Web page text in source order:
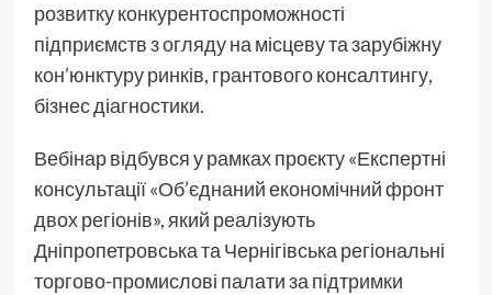
розвитку конкурентоспроможності
підприємств з огляду на місцеву та зарубіжну
кон’юнктуру ринків, грантового консалтингу,
бізнес діагностики.
Вебінар відбувся у рамках проєкту «Експертні
консультації «Об’єднаний економічний фронт
двох регіонів», який реалізують
Дніпропетровська та Чернігівська регіональні
торгово-промислові палати за підтримки